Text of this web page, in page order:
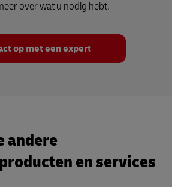
over wat u nodig hebt.
op met een expert
andere
en services